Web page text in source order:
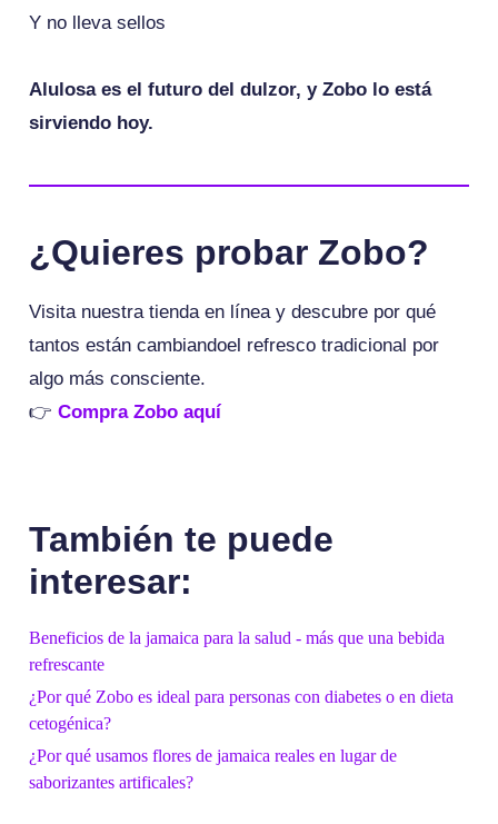
Y no lleva sellos
Alulosa es el futuro del dulzor, y Zobo lo está
sirviendo hoy.
¿Quieres probar Zobo?
Visita nuestra tienda en línea y descubre por qué
tantos están cambiandoel refresco tradicional por
algo más consciente.
👉Compra Zobo aquí
También te puede
interesar:
Beneficios de la jamaica para la salud - más que una bebida
refrescante
¿Por qué Zobo es ideal para personas con diabetes o en dieta
cetogénica?
¿Por qué usamos flores de jamaica reales en lugar de
saborizantes artificales?